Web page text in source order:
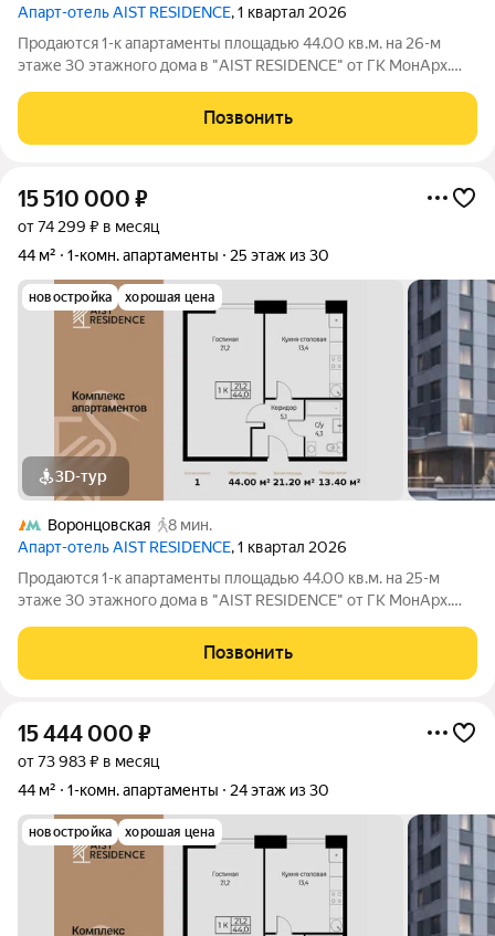
Апарт-отель AIST RESIDENCE, 1 квартал 2026
Продаются 1-к апартаменты площадью 44.00 кв.м. на 26-м
этаже 30 этажного дома в "AIST RESIDENCE" от ГК МонАрх.
стремится к гармонии между динамичной городской жизнью и
отдыхом на природе.
Позвонить
15 510 000 ₽
от 74 299 ₽ в месяц
44 м²
1-комн. апартаменты 25 этаж из 30
новостройка хорошая цена
3D-тур
Воронцовская
8 мин.
Апарт-отель AIST RESIDENCE, 1 квартал 2026
Продаются 1-к апартаменты площадью 44.00 кв.м. на 25-м
этаже 30 этажного дома в "AIST RESIDENCE" от ГК МонАрх.
стремится к гармонии между динамичной городской жизнью и
отдыхом на природе.
Позвонить
15 444 000 ₽
от 73 983 ₽ в месяц
44 м²
1-комн. апартаменты 24 этаж из 30
новостройка хорошая цена